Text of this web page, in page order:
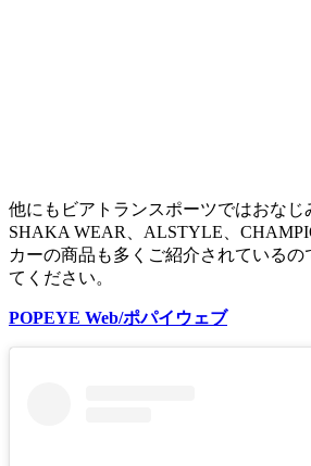
他にもビアトランスポーツではおな
SHAKA WEAR、ALSTYLE、
カーの商品も多くご紹介されている
てください。
POPEYE Web/ポパイウェブ